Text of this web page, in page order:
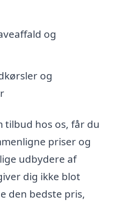
og
og
tilbud hos os, får du
priser og
udbydere af
dig ikke blot
den bedste pris,